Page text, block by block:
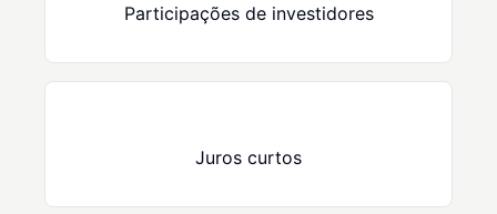
Participações de investidores
Juros curtos